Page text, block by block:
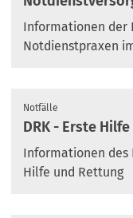
Informationen der
Notdienstpraxen
Notfälle
DRK - Erste
Informationen des
Hilfe und Rettung